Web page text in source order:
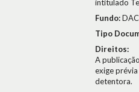
intitulado
Fundo:
Tipo
Direitos:
A
exige
detentora.